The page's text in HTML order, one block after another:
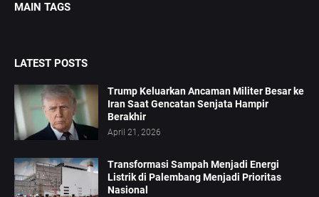
MAIN TAGS
LATEST POSTS
Trump Keluarkan Ancaman Militer Besar ke
Iran Saat Gencatan Senjata Hampir
Berakhir
April 21, 2026
Transformasi Sampah Menjadi Energi
Listrik di Palembang Menjadi Prioritas
Nasional